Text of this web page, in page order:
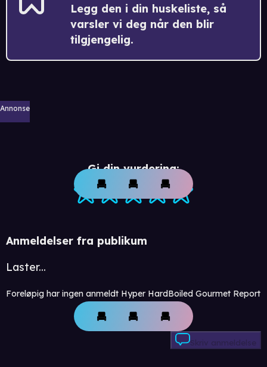
Legg den i din huskeliste, så
varsler vi deg når den blir
tilgjengelig.
Annonse
Gi din vurdering:
Anmeldelser fra publikum
Laster...
Foreløpig har ingen anmeldt Hyper HardBoiled Gourmet Report
Skriv anmeldelse